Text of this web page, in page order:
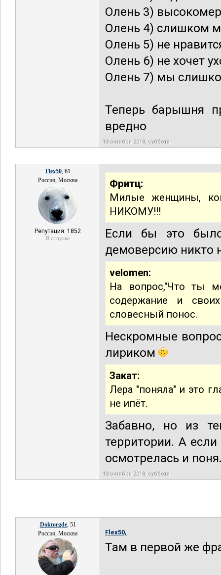
Олень 3)
Олень 4) слишком
Олень 5) не
Олень 6) не хочет
Олень 7) мы
Теперь барышня
вредно
13 октября 2018, суббота
Flex50, 61
Россия, Москва
Репутация: 1852
В отпуске
Фритц:
Милые женщины,
НИКОМУ!!!
Если бы это
демоверсию никто
velomen:
На вопрос,"Что ты
содержание и
словесный понос.
Нескромные
лириком
Закат:
Лера "поняла" и это
не ипёт.
Забавно, но из
территории. А
осмотрелась и
13 октября 2018, суббота
Doktorgde, 51
Россия, Москва
Flex50,
Там в первой же